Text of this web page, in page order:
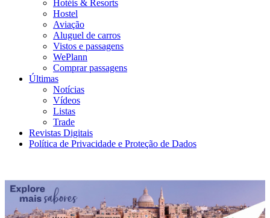
Hotéis & Resorts
Hostel
Aviação
Aluguel de carros
Vistos e passagens
WePlann
Comprar passagens
Últimas
Notícias
Vídeos
Listas
Trade
Revistas Digitais
Política de Privacidade e Proteção de Dados